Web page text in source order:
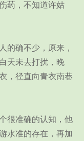
药，不知道许姑
确不少，原来，
天未去打扰，晚
，径直向青衣南巷
很准确的认知，他
水准的存在，再加